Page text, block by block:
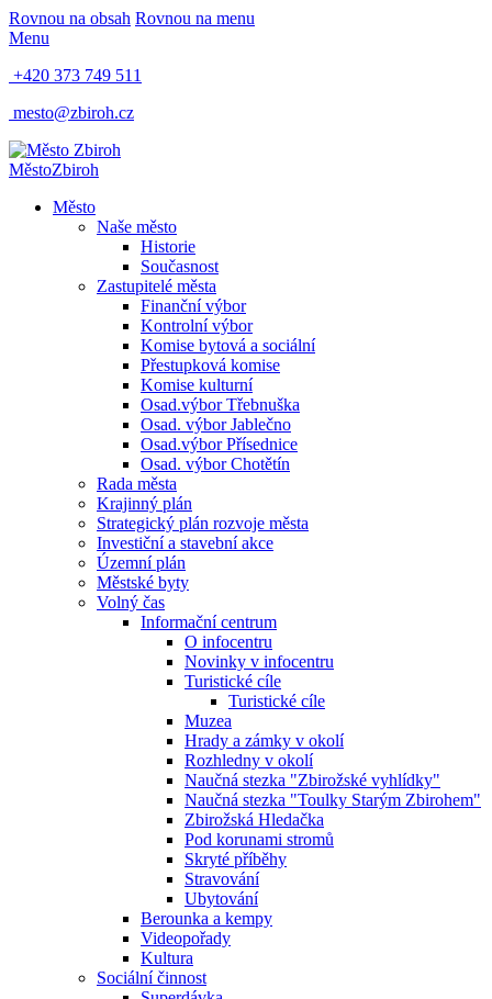
Rovnou na obsah Rovnou na menu
Menu
+420 373 749 511
mesto@zbiroh.cz
MěstoZbiroh
Město
Naše město
Historie
Současnost
Zastupitelé města
Finanční výbor
Kontrolní výbor
Komise bytová a sociální
Přestupková komise
Komise kulturní
Osad.výbor Třebnuška
Osad. výbor Jablečno
Osad.výbor Přísednice
Osad. výbor Chotětín
Rada města
Krajinný plán
Strategický plán rozvoje města
Investiční a stavební akce
Územní plán
Městské byty
Volný čas
Informační centrum
O infocentru
Novinky v infocentru
Turistické cíle
Turistické cíle
Muzea
Hrady a zámky v okolí
Rozhledny v okolí
Naučná stezka "Zbirožské vyhlídky"
Naučná stezka "Toulky Starým Zbirohem"
Zbirožská Hledačka
Pod korunami stromů
Skryté příběhy
Stravování
Ubytování
Berounka a kempy
Videopořady
Kultura
Sociální činnost